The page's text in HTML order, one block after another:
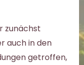
zunächst
auch in den
getroffen,